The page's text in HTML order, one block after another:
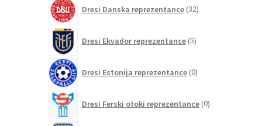
Dresi Danska reprezentance 32izdelkov
Dresi Ekvador reprezentance 5izdelkov
Dresi Estonija reprezentance 0izdelkov
Dresi Ferski otoki reprezentance 0izdelkov